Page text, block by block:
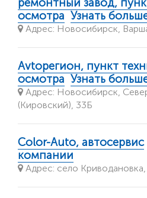
осмотра Узнать
Адрес: Новосибирск,
Avtoрегион, пункт
осмотра Узнать
Адрес: Новосибирск,
(Кировский), 33Б
Color-Auto, автосервис
компании
Адрес: село